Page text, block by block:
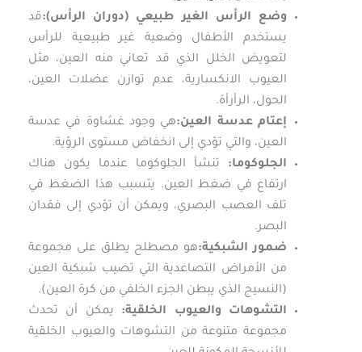
وضع الرأس الغير طبيعي (دوران الرأس):قد
يستخدم الأطفال وضعية غير طبيعية للرأس
لتعويض الخلل الذي قد تعاني منه العين، مثل
العيوب الانكسارية، عدم توازن عضلات العين،
الحول، الرأرأة.
إعتام عدسة العين:هي وجود غشاوة في عدسة
العين، والتي تؤدي إلى انخفاض مستوى الرؤية.
الجلوكوما: تنشأ الجلوكوما عندما يكون هناك
ارتفاع في ضغط العين. يتسبب هذا الضغط في
تلف العصب البصري، ويمكن أن تؤدي إلى فقدان
البصر.
ضمور الشبكية:هو مصطلح يطلق على مجموعة
من الأمراض التصاعدية التي تصيب شبكية العين
(النسيج الذي يبطن الجزء الخلفي من كرة العين).
التشوهات والعيوب الخلقية: يمكن أن تحدث
مجموعة متنوعة من التشوهات والعيوب الخلقية